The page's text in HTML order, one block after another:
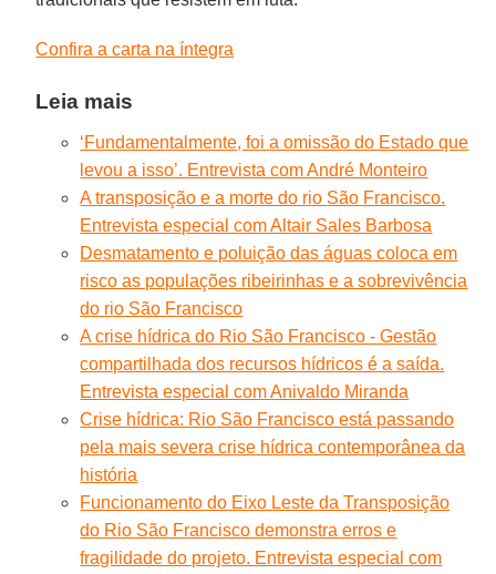
Confira a carta na íntegra
Leia mais
‘Fundamentalmente, foi a omissão do Estado que
levou a isso’. Entrevista com André Monteiro
A transposição e a morte do rio São Francisco.
Entrevista especial com Altair Sales Barbosa
Desmatamento e poluição das águas coloca em
risco as populações ribeirinhas e a sobrevivência
do rio São Francisco
A crise hídrica do Rio São Francisco - Gestão
compartilhada dos recursos hídricos é a saída.
Entrevista especial com Anivaldo Miranda
Crise hídrica: Rio São Francisco está passando
pela mais severa crise hídrica contemporânea da
história
Funcionamento do Eixo Leste da Transposição
do Rio São Francisco demonstra erros e
fragilidade do projeto. Entrevista especial com